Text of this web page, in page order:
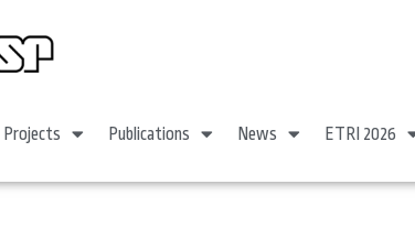
Projects Publications News ETRI 2026